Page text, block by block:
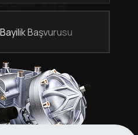
Bayilik Başvurusu